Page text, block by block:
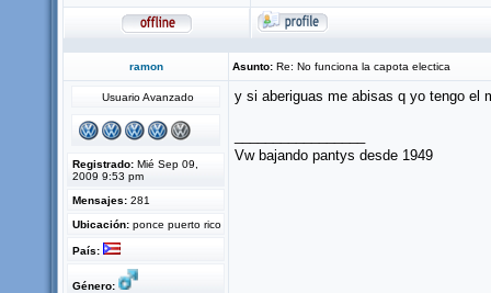
ramon Asunto: Re: No funciona la capota electica
Usuario Avanzado
Registrado: Mié Sep 09,
2009 9:53 pm
Mensajes: 281
Ubicación: ponce puerto rico
País:
Género:
y si aberiguas me abisas q yo tengo el
Vw bajando pantys desde 1949